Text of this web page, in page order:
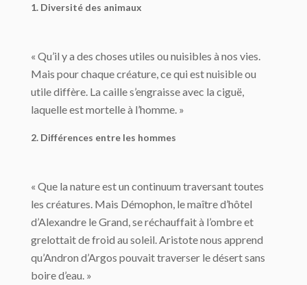
1. Diversité des animaux
« Qu’il y a des choses utiles ou nuisibles à nos vies.
Mais pour chaque créature, ce qui est nuisible ou
utile diffère. La caille s’engraisse avec la ciguë,
laquelle est mortelle à l’homme. »
2. Différences entre les hommes
« Que la nature est un continuum traversant toutes
les créatures. Mais Démophon, le maître d’hôtel
d’Alexandre le Grand, se réchauffait à l’ombre et
grelottait de froid au soleil. Aristote nous apprend
qu’Andron d’Argos pouvait traverser le désert sans
boire d’eau. »